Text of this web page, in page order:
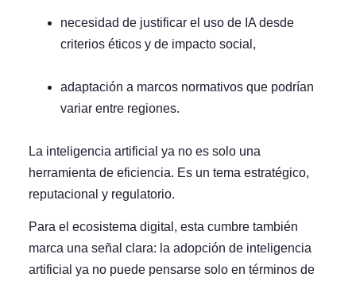
necesidad de justificar el uso de IA desde
criterios éticos y de impacto social,
adaptación a marcos normativos que podrían
variar entre regiones.
La inteligencia artificial ya no es solo una
herramienta de eficiencia. Es un tema estratégico,
reputacional y regulatorio.
Para el ecosistema digita l, esta cumbre también
marca una señal clara: la adopción de inteligencia
artificial ya no puede pensarse solo en términos de